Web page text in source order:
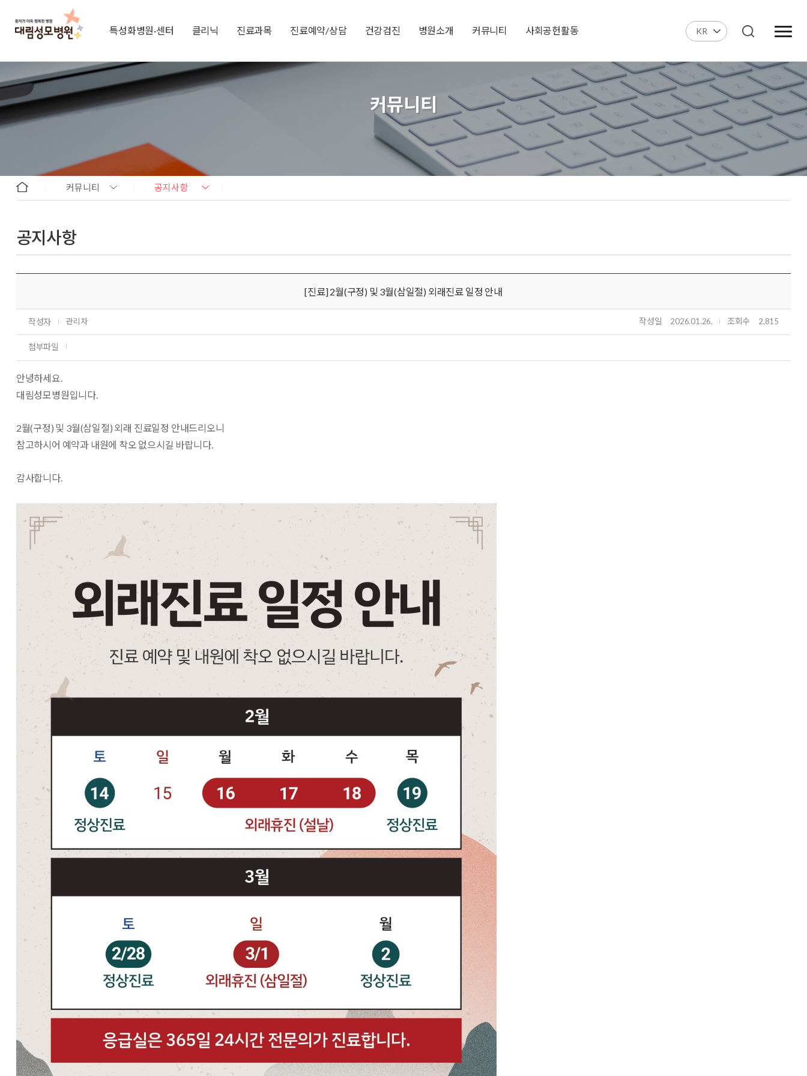
특성화병원·센터 클리닉 진료과목 진료예약/상담 건강검진 병원소개 커뮤니티 사회공헌활동 KR
커뮤니티
커뮤니티 공지사항
공지사항
[진료] 2월(구정) 및 3월(삼일절) 외래진료 일정 안내
작성자 관리자 작성일 2026.01.26. 조회수 2,815
첨부파일
안녕하세요.
대림성모병원입니다.
2월(구정) 및 3월(삼일절) 외래 진료일정 안내드리오니
참고하시어 예약과 내원에 착오 없으시길 바랍니다.
감사합니다.